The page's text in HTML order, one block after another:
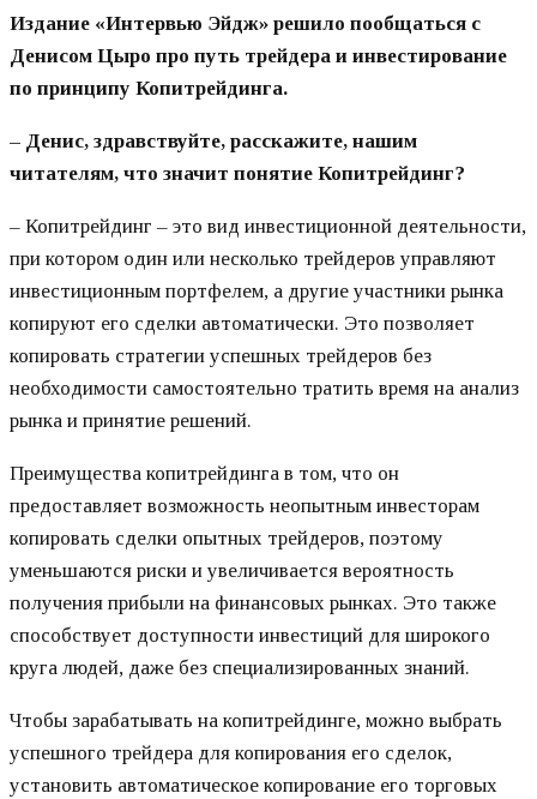
Издание «Интервью Эйдж» решило пообщаться с
Денисом Цыро про путь трейдера и инвестирование
по принципу Копитрейдинга.
– Денис, здравствуйте, расскажите, нашим
читателям, что значит понятие Копитрейдинг?
– Копитрейдинг – это вид инвестиционной деятельности,
при котором один или несколько трейдеров управляют
инвестиционным портфелем, а другие участники рынка
копируют его сделки автоматически. Это позволяет
копировать стратегии успешных трейдеров без
необходимости самостоятельно тратить время на анализ
рынка и принятие решений.
Преимущества копитрейдинга в том, что он
предоставляет возможность неопытным инвесторам
копировать сделки опытных трейдеров, поэтому
уменьшаются риски и увеличивается вероятность
получения прибыли на финансовых рынках. Это также
способствует доступности инвестиций для широкого
круга людей, даже без специализированных знаний.
Чтобы зарабатывать на копитрейдинге, можно выбрать
успешного трейдера для копирования его сделок,
установить автоматическое копирование его торговых